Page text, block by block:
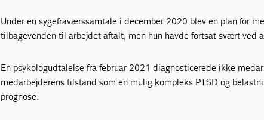
Under en sygefraværssamtale i december 2020 blev en plan for
tilbagevenden til arbejdet aftalt, men hun havde fortsat svært ved
En psykologudtalelse fra februar 2021 diagnosticerede ikke
medarbejderens tilstand som en mulig kompleks PTSD og
prognose.